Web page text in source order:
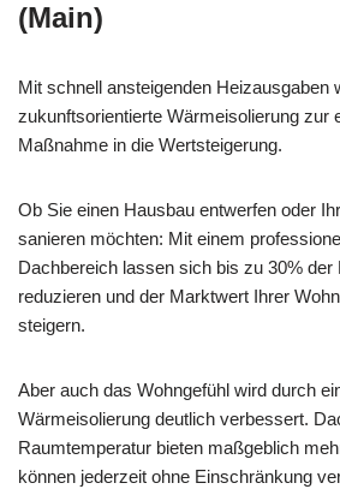
(Main)
Mit schnell ansteigenden Heizausgaben
zukunftsorientierte Wärmeisolierung zur
Maßnahme in die Wertsteigerung.
Ob Sie einen Hausbau entwerfen oder
sanieren möchten: Mit einem
Dachbereich lassen sich bis zu 30% der
reduzieren und der Marktwert Ihrer
steigern.
Aber auch das Wohngefühl wird durch
Wärmeisolierung deutlich verbessert.
Raumtemperatur bieten maßgeblich
können jederzeit ohne Einschränkung